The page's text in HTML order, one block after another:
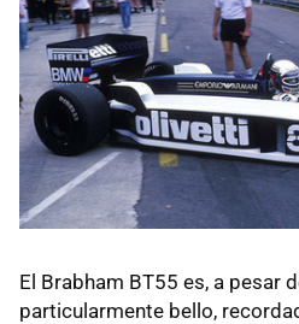
El Brabham BT55 es, a pesar
particularmente bello,